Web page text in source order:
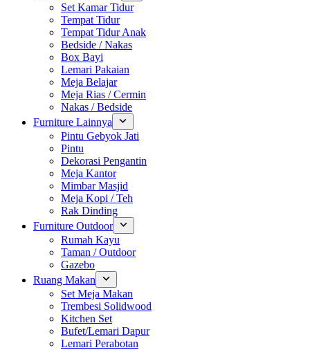
Set Kamar Tidur
Tempat Tidur
Tempat Tidur Anak
Bedside / Nakas
Box Bayi
Lemari Pakaian
Meja Belajar
Meja Rias / Cermin
Nakas / Bedside
Furniture Lainnya
Pintu Gebyok Jati
Pintu
Dekorasi Pengantin
Meja Kantor
Mimbar Masjid
Meja Kopi / Teh
Rak Dinding
Furniture Outdoor
Rumah Kayu
Taman / Outdoor
Gazebo
Ruang Makan
Set Meja Makan
Trembesi Solidwood
Kitchen Set
Bufet/Lemari Dapur
Lemari Perabotan